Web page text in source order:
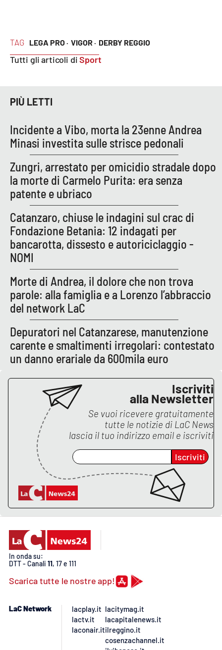
Imprese Di Calabria
Venti di comunicazione
STREAMING
LaC TV
LaC Network
LaC OnAir
EDIZIONI
LOCALI
Crotone
Reggio Calabria
Lamezia Terme
PROGETTI
SPECIALI
Buona Sanità Calabria
LA
CALABRIAVISIONE
Destinazioni
Eventi
Food
TAG LEGA PRO · VIGOR · DERBY REGGIO
Tutti gli articoli diSport
PIÙ LETTI
Incidente a Vibo, morta la 23enne Andrea
Minasi investita sulle strisce pedonali
Zungri, arrestato per omicidio stradale dopo
la morte di Carmelo Purita: era senza
patente e ubriaco
Catanzaro, chiuse le indagini sul crac di
Fondazione Betania: 12 indagati per
bancarotta, dissesto e autoriciclaggio -
NOMI
Morte di Andrea, il dolore che non trova
parole: alla famiglia e a Lorenzo l’abbraccio
del network LaC
Depuratori nel Catanzarese, manutenzione
carente e smaltimenti irregolari: contestato
un danno erariale da 600mila euro
Iscriviti
alla Newsletter
Se vuoi ricevere gratuitamente
tutte le notizie di LaC News
lascia il tuo indirizzo email e iscriviti
Iscriviti
In onda su:
DTT - Canali 11, 17 e 111
Scarica tutte le nostre app!
LaC Network
lacplay.it
lactv.it
laconair.it
lacitymag.it
lacapitalenews.it
ilreggino.it
cosenzachannel.it